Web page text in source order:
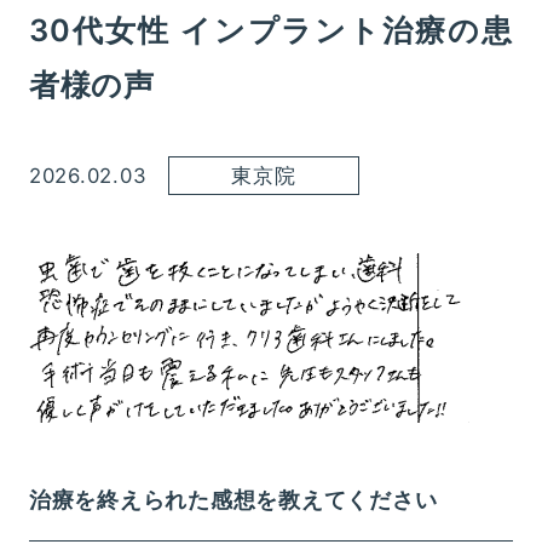
30代女性 インプラント治療の患
者様の声
2026.02.03 東京院
治療を終えられた感想を教えてください